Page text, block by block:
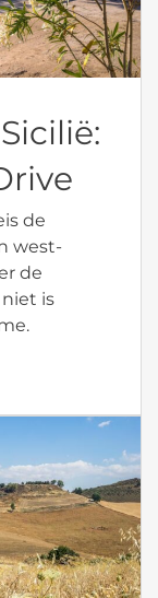
de
west-
de
is